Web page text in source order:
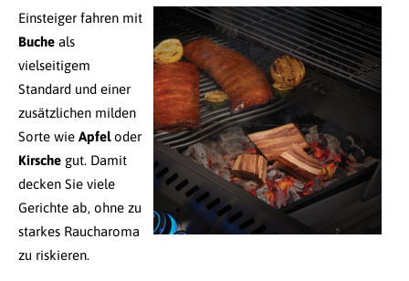
Einsteiger fahren mit
Buche als
vielseitigem
Standard und einer
zusätzlichen milden
Sorte wie Apfeloder
Kirsche gut. Damit
decken Sie viele
Gerichte ab, ohne zu
starkes Raucharoma
zu riskieren.